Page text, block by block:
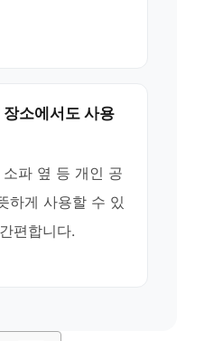
소에서도 사용
파 옆 등 개인 공
하게 사용할 수 있
편합니다.